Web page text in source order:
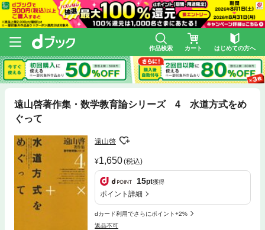
作品検索 カート はじめての方へ
遠山啓著作集・数学教育論シリーズ 4 水道方式をめ
ぐって
遠山啓
1,650(税込)
15pt獲得
ポイント詳細
dカード利用でさらにポイント+2%
返品不可